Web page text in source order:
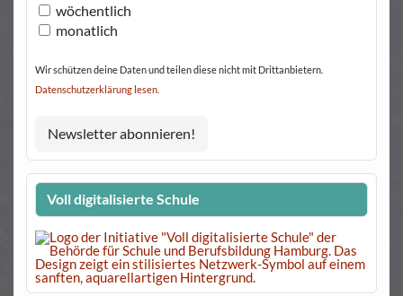
wöchentlich
monatlich
Wir schützen deine Daten und teilen diese nicht mit Drittanbietern.
Datenschutzerklärung lesen.
Voll digitalisierte Schule